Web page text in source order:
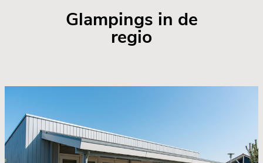
Glampings in de
regio